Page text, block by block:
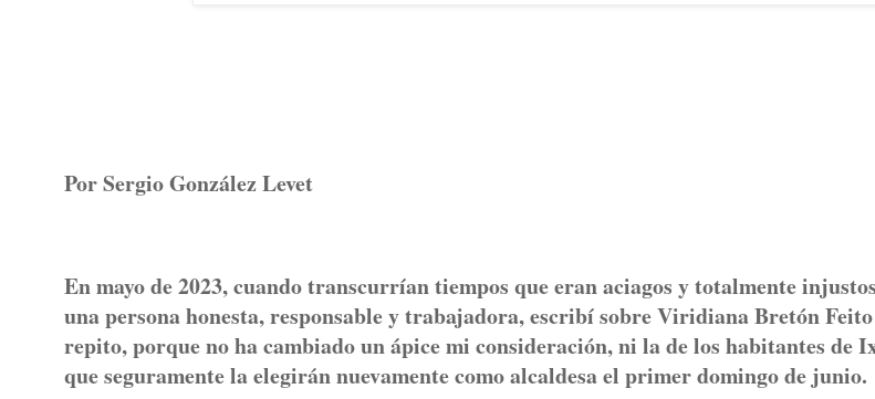
Por Sergio González Levet
En mayo de 2023, cuando transcurrían tiempos que eran aciagos y totalmente
una persona honesta, responsable y trabajadora, escribí sobre Viridiana Bretón
repito, porque no ha cambiado un ápice mi consideración, ni la de los habitantes de
que seguramente la elegirán nuevamente como alcaldesa el primer domingo de junio.